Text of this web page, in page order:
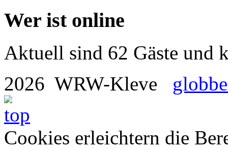
Wer ist online
Aktuell sind 62 Gäste und
2026 WRW-Kleve
Cookies erleichtern die